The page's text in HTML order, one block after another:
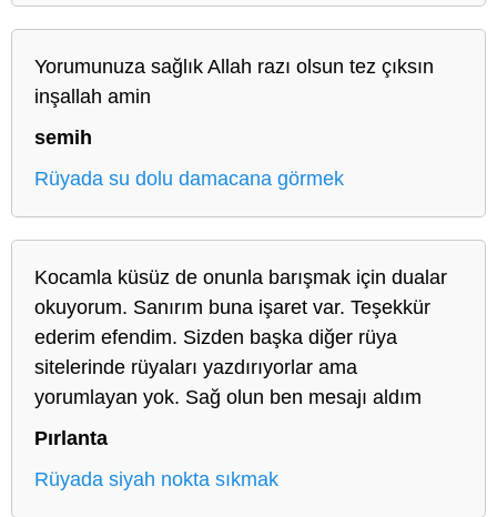
Yorumunuza sağlık Allah razı olsun tez çıksın
inşallah amin
semih
Rüyada su dolu damacana görmek
Kocamla küsüz de onunla barışmak için dualar
okuyorum. Sanırım buna işaret var. Teşekkür
ederim efendim. Sizden başka diğer rüya
sitelerinde rüyaları yazdırıyorlar ama
yorumlayan yok. Sağ olun ben mesajı aldım
Pırlanta
Rüyada siyah nokta sıkmak